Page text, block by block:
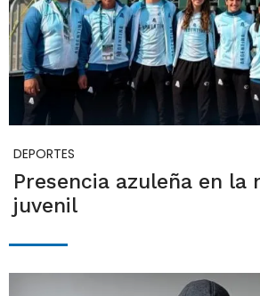
DEPORTES
Presencia azuleña en la
juvenil